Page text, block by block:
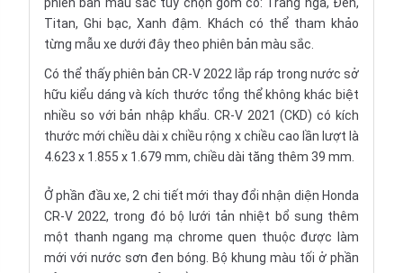
Titan, Ghi bạc, Xanh đậm. Khách có thể tham khảo
từng mẫu xe dưới đây theo phiên bản màu sắc.
Có thể thấy phiên bản CR-V 2022 lắp ráp trong nước sở
hữu kiểu dáng và kích thước tổng thể không khác biệt
nhiều so với bản nhập khẩu. CR-V 2021 (CKD) có kích
thước mới chiều dài x chiều rộng x chiều cao lần lượt là
4.623 x 1.855 x 1.679 mm, chiều dài tăng thêm 39 mm.
Ở phần đầu xe, 2 chi tiết mới thay đổi nhận diện Honda
CR-V 2022, trong đó bộ lưới tản nhiệt bổ sung thêm
một thanh ngang mạ chrome quen thuộc được làm
mới với nước sơn đen bóng. Bộ khung màu tối ở phần